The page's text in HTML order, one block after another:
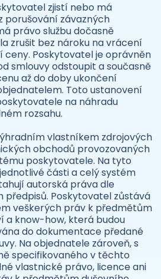
zjistí nebo má
porušování závazných
právo službu dočasně
zrušit bez nároku na vrácení
ceny. Poskytovatel je oprávněn
smlouvy odstoupit a současně
až do doby ukončení
Toto ustanovení
na náhradu
rozsahu.
vlastníkem zdrojových
obchodů provozovaných
poskytovatele. Na tyto
části a celý systém
autorská práva dle
předpisů. Poskytovatel zůstává
veškerých práv k předmětům
a know-how, která budou
do dokumentace předané
Na objednatele zároveň, s
specifikovaného v těchto
vlastnické právo, licence ani